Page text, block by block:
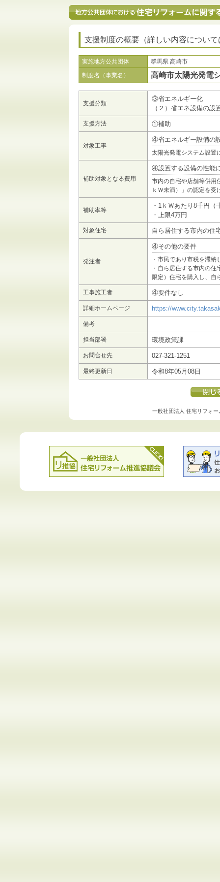
支援制度の概要（詳しい内容につい
実施地方公共団体
群馬県 高崎市
制度名（事業名）
高崎市太陽光発電
支援分類
③省エネルギー化
（２）省エネ設備の設
支援方法 ①補助
対象工事
④省エネルギー設備の
太陽光発電システム設置
補助対象となる費用
④設置する設備の性能
市内の自宅や店舗等併用
ｋＷ未満）」の認定を
補助率等
・1ｋＷあたり8千円（
・上限4万円
対象住宅 自ら居住する市内の住
発注者
④その他の要件
・市民であり市税を滞納
・自ら居住する市内の
限定）住宅を購入し、自
工事施工者 ④要件なし
詳細ホームページ https://
備考
担当部署 環境政策課
お問合せ先 027-321-1251
最終更新日 令和8年05月08日
一般社団法人 住宅リフォー